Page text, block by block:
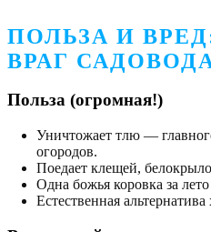
ПОЛЬЗА И
ВРАГ
Польза (огромная!)
Уничтожает тлю —
огородов.
Поедает клещей,
Одна божья коровка за
Естественная